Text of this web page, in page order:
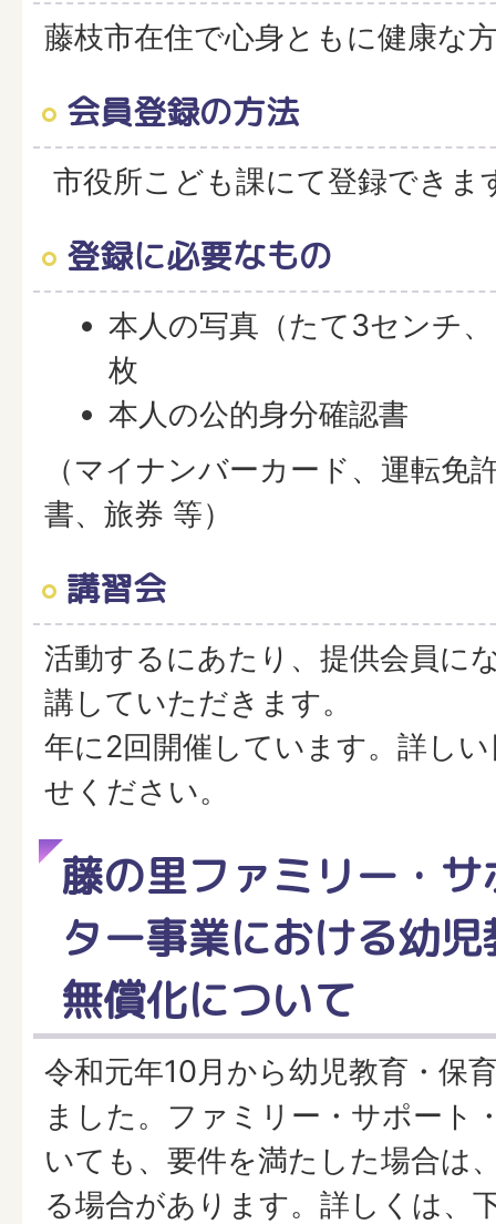
藤枝市在住で心身ともに健康な
会員登録の方法
市役所こども課にて登録できま
登録に必要なもの
本人の写真（たて3センチ
枚
本人の公的身分確認書
（マイナンバーカード、運転免
書、旅券 等）
講習会
活動するにあたり、提供会員に
講していただきます。
年に2回開催しています。詳し
せください。
藤の里ファミリー・
ター事業における幼
無償化について
令和元年10月から幼児教育・保
ました。ファミリー・サポート
いても、要件を満たした場合は
る場合があります。詳しくは、